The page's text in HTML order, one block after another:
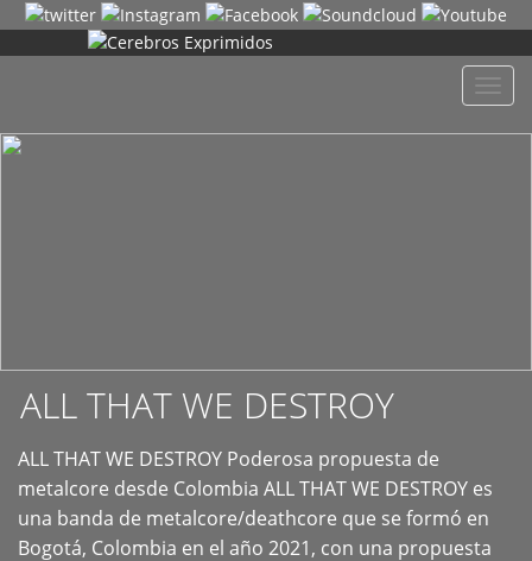
ALL THAT WE DESTROY
ALL THAT WE DESTROY Poderosa propuesta de
metalcore desde Colombia ALL THAT WE DESTROY es
una banda de metalcore/deathcore que se formó en
Bogotá, Colombia en el año 2021, con una propuesta